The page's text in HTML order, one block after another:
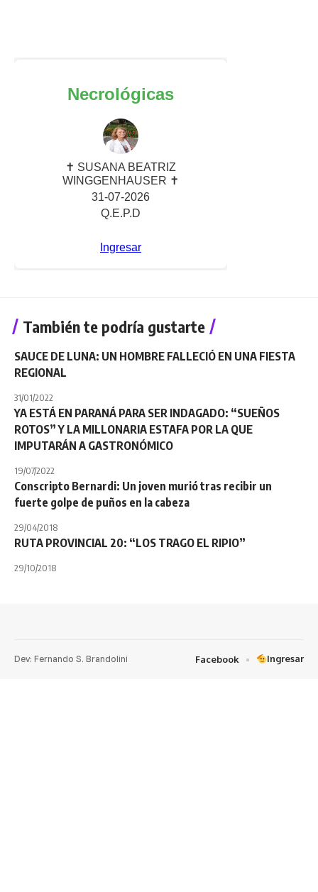
También te podría gustarte
SAUCE DE LUNA: UN HOMBRE FALLECIÓ EN UNA FIESTA
REGIONAL
31/01/2022
YA ESTÁ EN PARANÁ PARA SER INDAGADO: “SUEÑOS
ROTOS” Y LA MILLONARIA ESTAFA POR LA QUE
IMPUTARÁN A GASTRONÓMICO
19/07/2022
Conscripto Bernardi: Un joven murió tras recibir un
fuerte golpe de puños en la cabeza
29/04/2018
RUTA PROVINCIAL 20: “LOS TRAGO EL RIPIO”
29/10/2018
Dev: Fernando S. Brandolini Facebook Ingresar